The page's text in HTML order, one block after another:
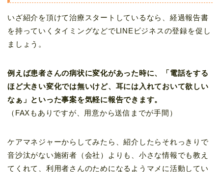
いざ紹介を頂けて治療スタートしているなら、経過報告書
を持っていくタイミングなどでLINEビジネスの登録を促し
ましょう。
例えば患者さんの病状に変化があった時に、「電話をする
ほど大きい変化では無いけど、耳には入れておいて欲しい
なぁ」といった事案を気軽に報告できます。
（FAXもありですが、用意から送信までが手間）
ケアマネジャーからしてみたら、紹介したらそれっきりで
音沙汰がない施術者（会社）よりも、小さな情報でも教え
てくれて、利用者さんのためになるようマメに活動してい